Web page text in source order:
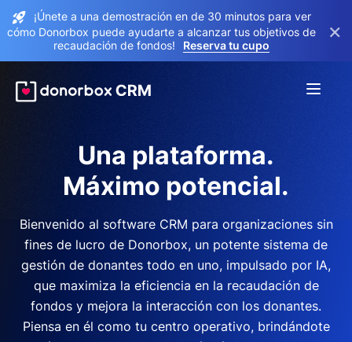
¡Únete a una demostración en de 30 minutos para ver
cómo Donorbox puede ayudarte a alcanzar tus objetivos de
recaudación de fondos!
Reserva tu cupo
×
Una plataforma.
Máximo potencial.
Bienvenido al software CRM para organizaciones sin
fines de lucro de Donorbox, un potente sistema de
gestión de donantes todo en uno, impulsado por IA,
que maximiza la eficiencia en la recaudación de
fondos y mejora la interacción con los donantes.
Piensa en él como tu centro operativo, brindándote